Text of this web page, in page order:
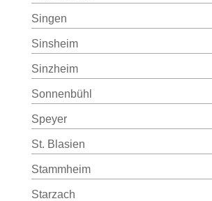
Singen
Sinsheim
Sinzheim
Sonnenbühl
Speyer
St. Blasien
Stammheim
Starzach